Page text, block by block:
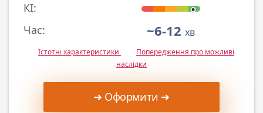
КІ:
Час:
~6-12 хв
Істотні характеристики
Попередження про можливі
наслідки
➜ Оформити ➜